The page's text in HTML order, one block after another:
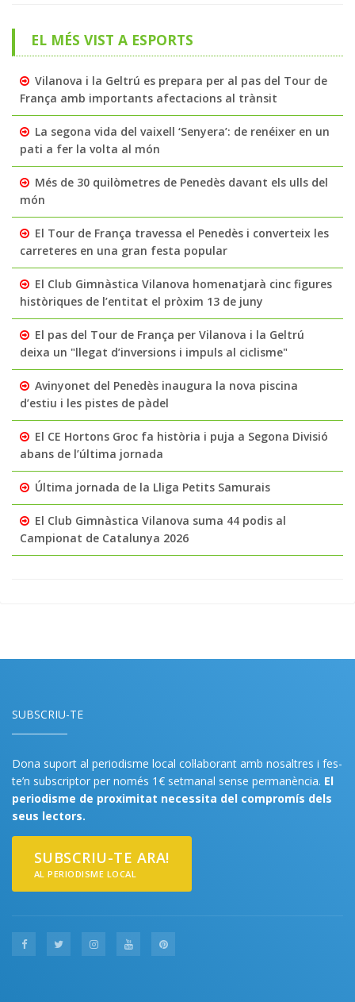
EL MÉS VIST A ESPORTS
Vilanova i la Geltrú es prepara per al pas del Tour de
França amb importants afectacions al trànsit
La segona vida del vaixell ‘Senyera’: de renéixer en un
pati a fer la volta al món
Més de 30 quilòmetres de Penedès davant els ulls del
món
El Tour de França travessa el Penedès i converteix les
carreteres en una gran festa popular
El Club Gimnàstica Vilanova homenatjarà cinc figures
històriques de l’entitat el pròxim 13 de juny
El pas del Tour de França per Vilanova i la Geltrú
deixa un "llegat d’inversions i impuls al ciclisme"
Avinyonet del Penedès inaugura la nova piscina
d’estiu i les pistes de pàdel
El CE Hortons Groc fa història i puja a Segona Divisió
abans de l’última jornada
Última jornada de la Lliga Petits Samurais
El Club Gimnàstica Vilanova suma 44 podis al
Campionat de Catalunya 2026
SUBSCRIU-TE
Dona suport al periodisme local col·laborant amb nosaltres i fes-
te’n subscriptor per només 1€ setmanal sense permanència. El
periodisme de proximitat necessita del compromís dels
seus lectors.
SUBSCRIU-TE ARA!
AL PERIODISME LOCAL